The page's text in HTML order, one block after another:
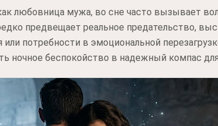
любовница мужа, во сне часто вызывает
предвещает реальное предательство,
потребности в эмоциональной
ночное беспокойство в надежный компас